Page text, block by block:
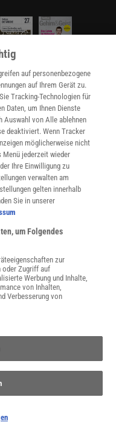
SPEKTRUM SHOP
abonnieren
Infos zu unserem Umgang
unsererDatenschutzerklärung
auf personenbezogene
auf Ihrem Gerät zu.
Tracking-Technologien für
Daten, um Ihnen Dienste
Auswahl von Alle ablehnen
deaktiviert. Wenn Tracker
möglicherweise nicht
Menü jederzeit wieder
Ihre Einwilligung zu
verwalten am
gelten innerhalb
Sie in unserer
um Folgendes
zur
oder Zugriff auf
Werbung und Inhalte,
von Inhalten,
Verbesserung von